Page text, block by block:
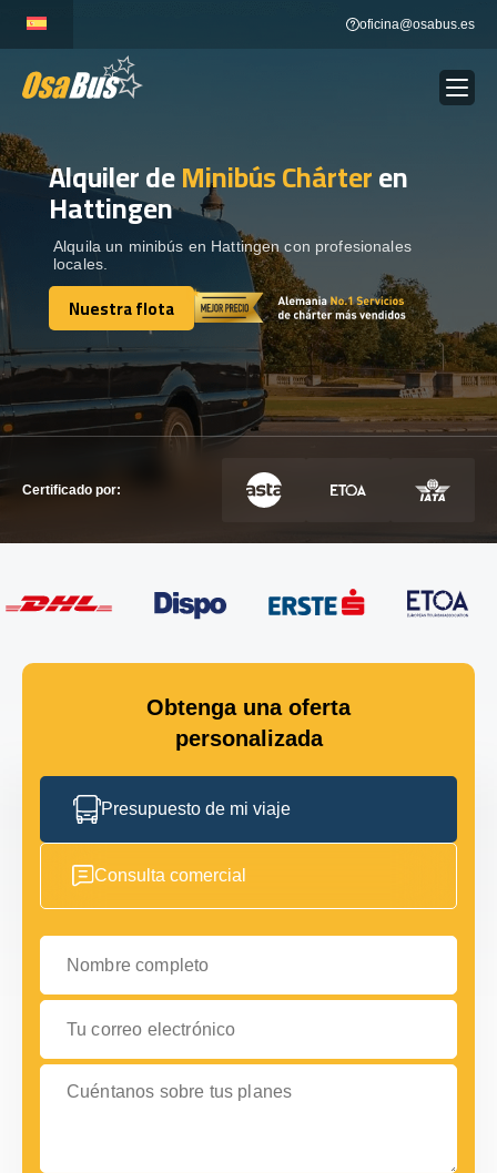
content
oficina@osabus.es
ALQUILER DE AUTOCARES Show dropdown
DESTINOS
RECORRIDAS Show dropdown
Alquiler deMinibús Chárteren
Hattingen
Alquila un minibús en Hattingen con profesionales
locales.
Nuestra flota
Nuestra flota
Certificado por:
Obtenga una oferta
personalizada
Presupuesto de mi viaje
Consulta comercial
Nombre completo
Tu correo electrónico
Cuéntanos sobre tus planes